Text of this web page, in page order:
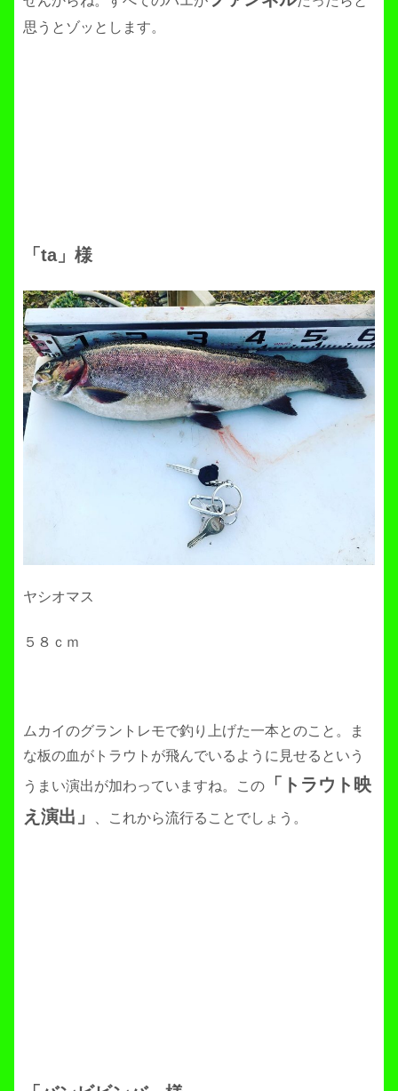
思うとゾッとします。
「ta」様
ヤシオマス
５８ｃｍ
ムカイのグラントレモで釣り上げた一本とのこと。ま
な板の血がトラウトが飛んでいるように見せるという
うまい演出が加わっていますね。この
「トラウト映
え演出」
、これから流行ることでしょう。